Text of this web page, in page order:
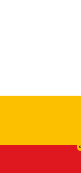
0